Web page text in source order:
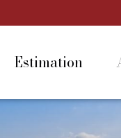
estimation